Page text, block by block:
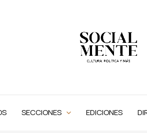
SECCIONES EDICIONES